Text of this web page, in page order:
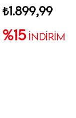
₺1.899,99
%15İNDİRİM